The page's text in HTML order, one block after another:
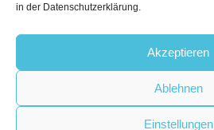
in der Datenschutzerklärung.
Akzeptieren
Ablehnen
Einstellungen
Follow us:  